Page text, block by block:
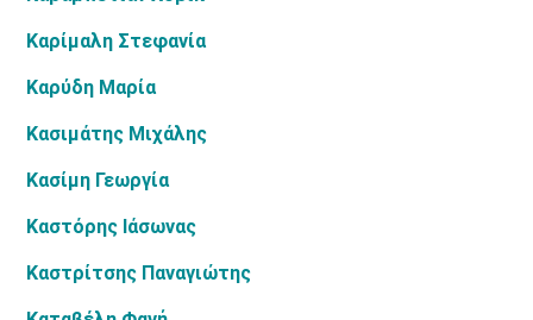
Καρίμαλη Στεφανία
Καρύδη Μαρία
Κασιμάτης Μιχάλης
Κασίμη Γεωργία
Καστόρης Ιάσωνας
Καστρίτσης Παναγιώτης